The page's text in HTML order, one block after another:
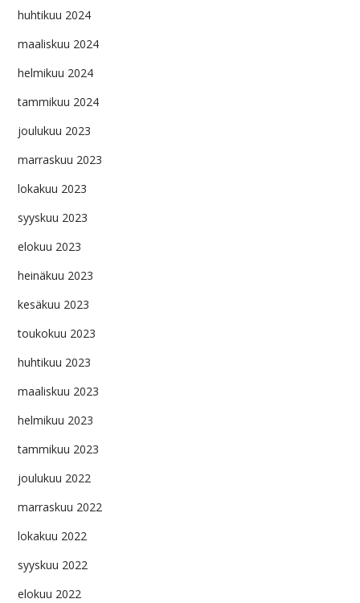
huhtikuu 2024
maaliskuu 2024
helmikuu 2024
tammikuu 2024
joulukuu 2023
marraskuu 2023
lokakuu 2023
syyskuu 2023
elokuu 2023
heinäkuu 2023
kesäkuu 2023
toukokuu 2023
huhtikuu 2023
maaliskuu 2023
helmikuu 2023
tammikuu 2023
joulukuu 2022
marraskuu 2022
lokakuu 2022
syyskuu 2022
elokuu 2022